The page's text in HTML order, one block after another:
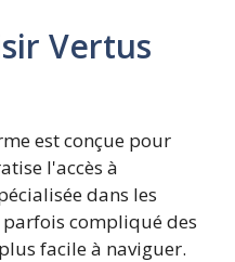
Vertus
est conçue pour
l'accès à
dans les
compliqué des
facile à naviguer.